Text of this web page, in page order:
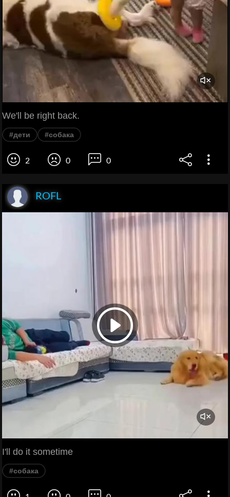
We'll be right back.
#дети #собака
2 0 0
ROFL
I'll do it sometime
#собака